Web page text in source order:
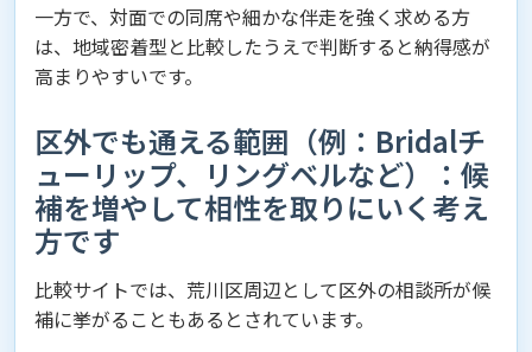
一方で、対面での同席や細かな伴走を強く求める方
は、地域密着型と比較したうえで判断すると納得感が
高まりやすいです。
区外でも通える範囲（例：Bridalチ
ューリップ、リングベルなど）：候
補を増やして相性を取りにいく考え
方です
比較サイトでは、荒川区周辺として区外の相談所が候
補に挙がることもあるとされています。